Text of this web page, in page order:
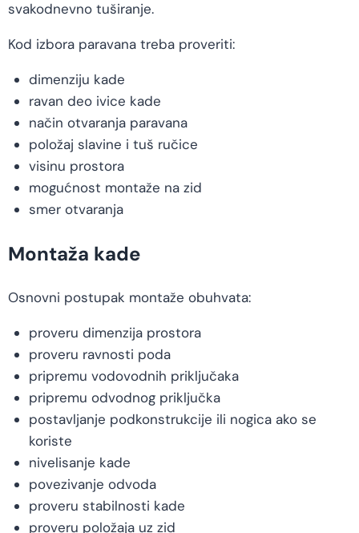
svakodnevno tuširanje.
Kod izbora paravana treba proveriti:
dimenziju kade
ravan deo ivice kade
način otvaranja paravana
položaj slavine i tuš ručice
visinu prostora
mogućnost montaže na zid
smer otvaranja
Montaža kade
Osnovni postupak montaže obuhvata:
proveru dimenzija prostora
proveru ravnosti poda
pripremu vodovodnih priključaka
pripremu odvodnog priključka
postavljanje podkonstrukcije ili nogica ako se
koriste
nivelisanje kade
povezivanje odvoda
proveru stabilnosti kade
proveru položaja uz zid